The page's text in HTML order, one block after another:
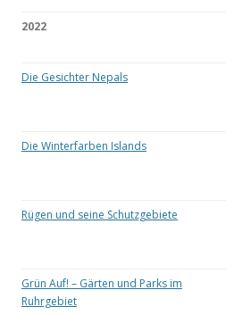
2022
Die Gesichter Nepals
Die Winterfarben Islands
Rügen und seine Schutzgebiete
Grün Auf! – Gärten und Parks im
Ruhrgebiet